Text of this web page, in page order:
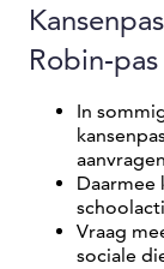
Robin-pas
In
Daarmee
Vraag
sociale